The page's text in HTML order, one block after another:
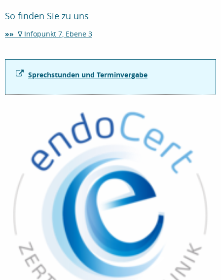
So finden Sie zu uns
»» ∇ Infopunkt 7, Ebene 3
Sprechstunden und Terminvergabe